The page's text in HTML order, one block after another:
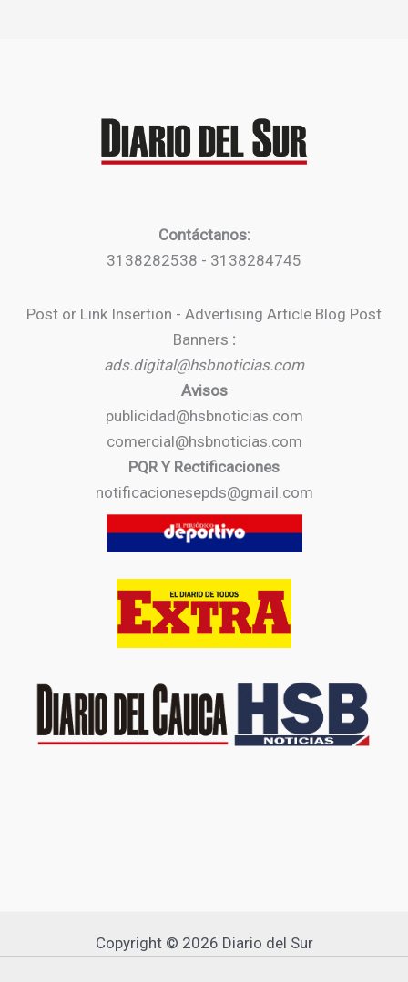
Contáctanos:
3138282538 - 3138284745
Post or Link Insertion - Advertising Article Blog Post
Banners :
ads.digital@hsbnoticias.com
Avisos
publicidad@hsbnoticias.com
comercial@hsbnoticias.com
PQR Y Rectificaciones
notificacionesepds@gmail.com
Copyright © 2026 Diario del Sur